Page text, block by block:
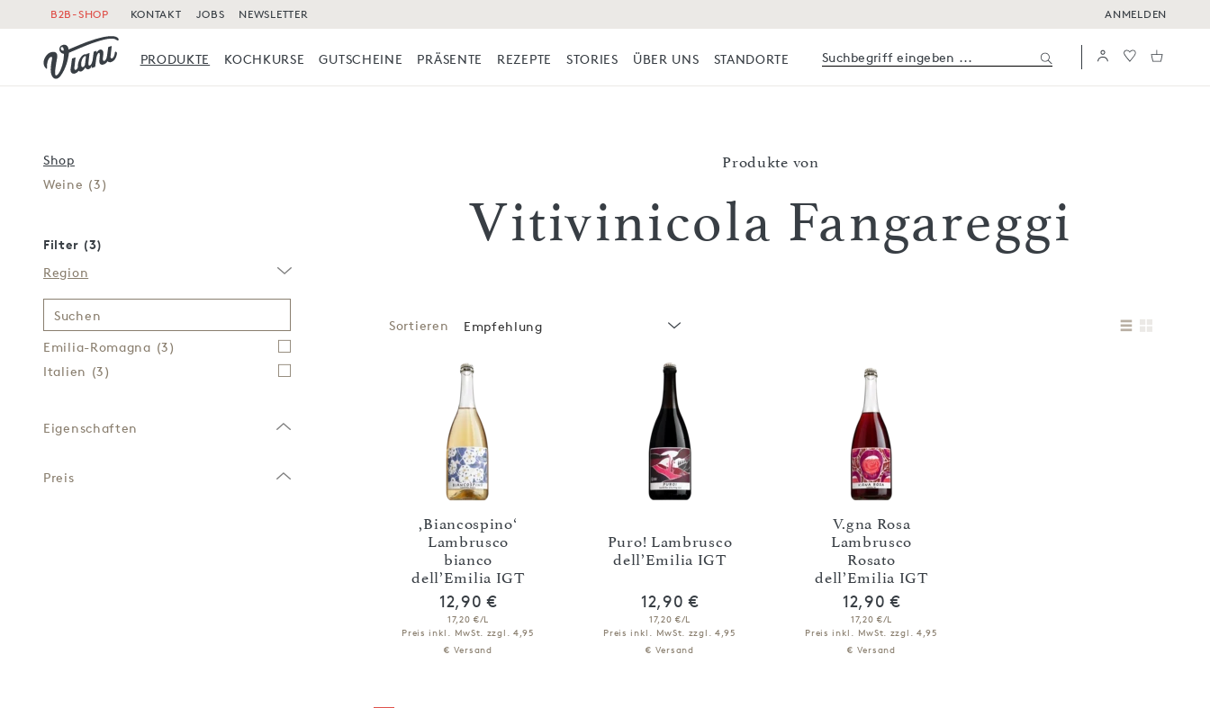
B2B-SHOP KONTAKT JOBS NEWSLETTER ANMELDEN
PRODUKTE KOCHKURSE GUTSCHEINE PRÄSENTE REZEPTE STORIES ÜBER UNS STANDORTE
Produkte von
Vitivinicola Fangareggi
Sortieren Empfehlung
,Biancospino‘
Lambrusco
bianco
dell’Emilia IGT
12,90 €
17,20 €/L
Preis inkl. MwSt. zzgl. 4,95
€ Versand
Puro! Lambrusco
dell’Emilia IGT
12,90 €
17,20 €/L
Preis inkl. MwSt. zzgl. 4,95
€ Versand
V.gna Rosa
Lambrusco
Rosato
dell’Emilia IGT
12,90 €
17,20 €/L
Preis inkl. MwSt. zzgl. 4,95
€ Versand
Shop
Weine (3)
Filter (3)
Region
Suchen
Emilia-Romagna (3)
Italien (3)
Eigenschaften
Preis